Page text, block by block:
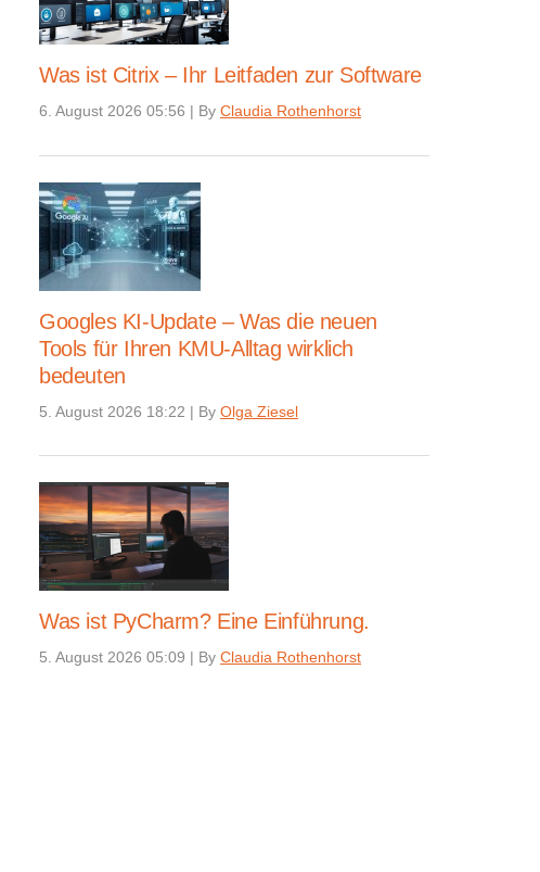
Was ist Citrix – Ihr Leitfaden zur Software
6. August 2026 05:56 | By Claudia Rothenhorst
Googles KI-Update – Was die neuen
Tools für Ihren KMU-Alltag wirklich
bedeuten
5. August 2026 18:22 | By Olga Ziesel
Was ist PyCharm? Eine Einführung.
5. August 2026 05:09 | By Claudia Rothenhorst